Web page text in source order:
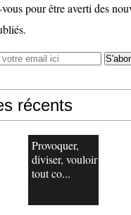
pour être averti des
récents
Provoquer,
diviser, vouloir
tout co...